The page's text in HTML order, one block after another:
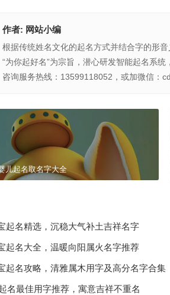
作者: 网站小编
根据传统姓名文化的起名方式并结合字的形
“为你起好名”为宗旨，潜心研发智能起名系
咨询服务热线：13599118052，或加微信：
儿起名取名字大全
起名精选，沉稳大气补土吉祥名字
起名大全，温暖向阳属火名字推荐
起名攻略，清雅属木用字及高分名字合集
名最佳用字推荐，寓意吉祥不重名